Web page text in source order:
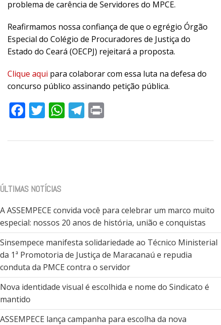
problema de carência de Servidores do MPCE.
Reafirmamos nossa confiança de que o egrégio Órgão
Especial do Colégio de Procuradores de Justiça do
Estado do Ceará (OECPJ) rejeitará a proposta.
Clique aqui para colaborar com essa luta na defesa do
concurso público assinando petição pública.
Facebook
Twitter
WhatsApp
Telegram
ÚLTIMAS NOTÍCIAS
A ASSEMPECE convida você para celebrar um marco muito
especial: nossos 20 anos de história, união e conquistas
Sinsempece manifesta solidariedade ao Técnico Ministerial
da 1ª Promotoria de Justiça de Maracanaú e repudia
conduta da PMCE contra o servidor
Nova identidade visual é escolhida e nome do Sindicato é
mantido
ASSEMPECE lança campanha para escolha da nova